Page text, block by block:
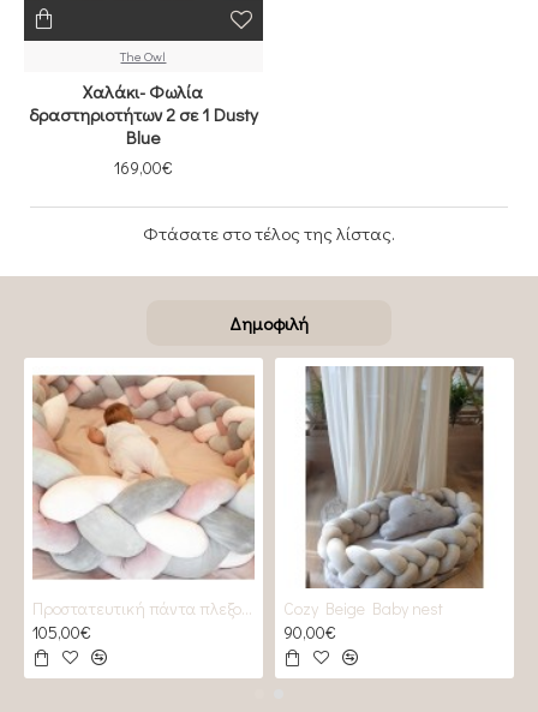
The Owl
Χαλάκι- Φωλία
δραστηριοτήτων 2 σε 1 Dusty
Blue
169,00€
Φτάσατε στο τέλος της λίστας.
Δημοφιλή
Προστατευτική πάντα πλεξούδα 2 GREYS & 2 Roses
105,00€
Cozy Beige Baby nest
90,00€